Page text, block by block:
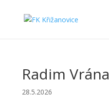
Radim Vrána
28.5.2026